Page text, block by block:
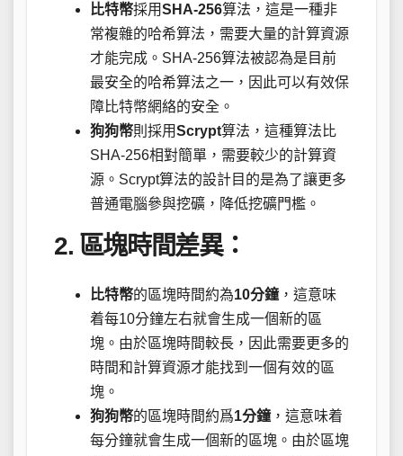
比特幣採用SHA-256算法，這是一種非
常複雜的哈希算法，需要大量的計算資源
才能完成。SHA-256算法被認為是目前
最安全的哈希算法之一，因此可以有效保
障比特幣網絡的安全。
狗狗幣則採用Scrypt算法，這種算法比
SHA-256相對簡單，需要較少的計算資
源。Scrypt算法的設計目的是為了讓更多
普通電腦參與挖礦，降低挖礦門檻。
2. 區塊時間差異：
比特幣的區塊時間約為10分鐘，這意味
着每10分鐘左右就會生成一個新的區
塊。由於區塊時間較長，因此需要更多的
時間和計算資源才能找到一個有效的區
塊。
狗狗幣的區塊時間約爲1分鐘，這意味着
每分鐘就會生成一個新的區塊。由於區塊